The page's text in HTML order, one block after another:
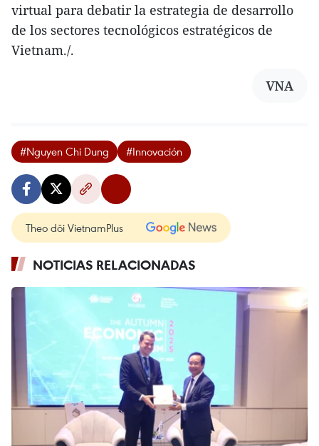
virtual para debatir la estrategia de desarrollo
de los sectores tecnológicos estratégicos de
Vietnam./.
VNA
#Nguyen Chi Dung #Innovación
Theo dõi VietnamPlus
NOTICIAS RELACIONADAS